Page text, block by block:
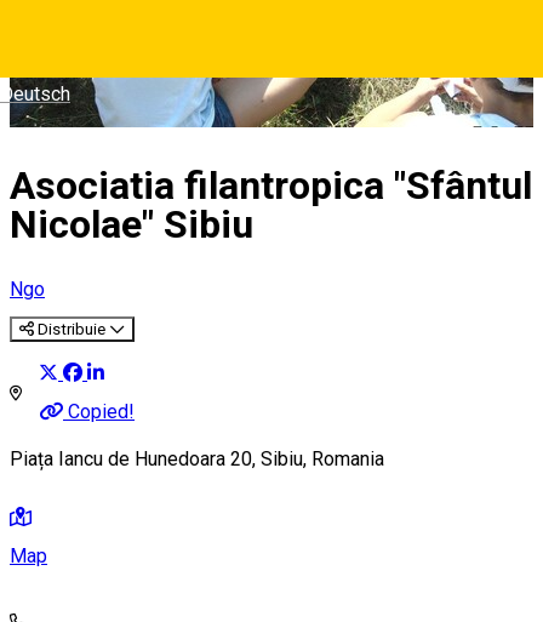
Deutsch
Asociatia filantropica "Sfântul
Nicolae" Sibiu
Ngo
Distribuie
Copied!
Piața Iancu de Hunedoara 20, Sibiu, Romania
Map